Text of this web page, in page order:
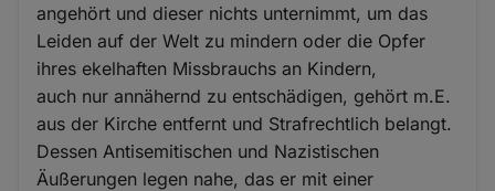
angehört und dieser nichts unternimmt, um das
Leiden auf der Welt zu mindern oder die Opfer
ihres ekelhaften Missbrauchs an Kindern,
auch nur annähernd zu entschädigen, gehört m.E.
aus der Kirche entfernt und Strafrechtlich belangt.
Dessen Antisemitischen und Nazistischen
Äußerungen legen nahe, das er mit einer